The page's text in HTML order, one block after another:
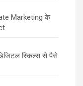
Marketing के
स्किल्स से पैसे